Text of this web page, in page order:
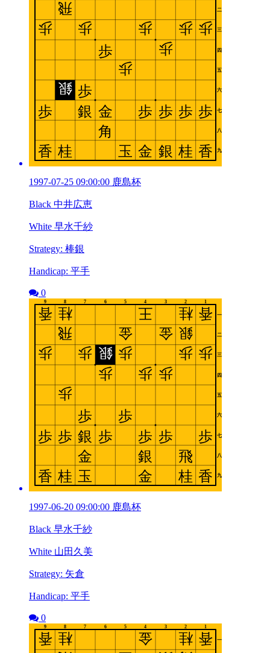
1997-07-25 09:00:00 鹿島杯
Black 中井広恵
White 早水千紗
Strategy: 棒銀
Handicap: 平手
0
1997-06-20 09:00:00 鹿島杯
Black 早水千紗
White 山田久美
Strategy: 矢倉
Handicap: 平手
0